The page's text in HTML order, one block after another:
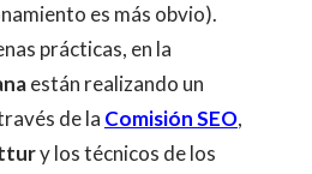
es más obvio).
prácticas, en la
están realizando un
de la Comisión SEO,
y los técnicos de los